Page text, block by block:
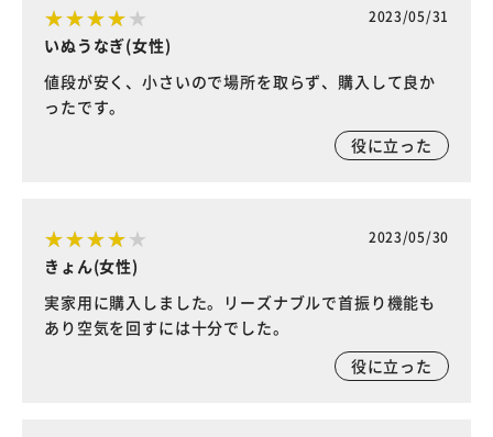
2023/05/31
いぬうなぎ(女性)
値段が安く、小さいので場所を取らず、購入して良か
ったです。
役に立った
2023/05/30
きょん(女性)
実家用に購入しました。リーズナブルで首振り機能も
あり空気を回すには十分でした。
役に立った